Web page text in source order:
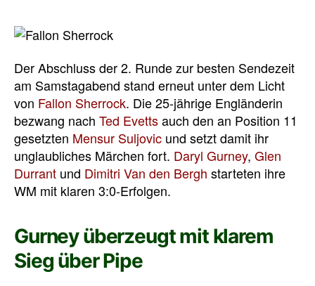
Der Abschluss der 2. Runde zur besten Sendezeit
am Samstagabend stand erneut unter dem Licht
von Fallon Sherrock. Die 25-jährige Engländerin
bezwang nach Ted Evettsauch den an Position 11
gesetzten Mensur Suljovic und setzt damit ihr
unglaubliches Märchen fort. Daryl Gurney, Glen
Durrant und Dimitri Van den Bergh starteten ihre
WM mit klaren 3:0-Erfolgen.
Gurney überzeugt mit klarem
Sieg über Pipe